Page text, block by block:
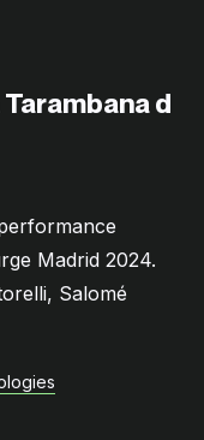
d
Madrid 2024.
Salomé